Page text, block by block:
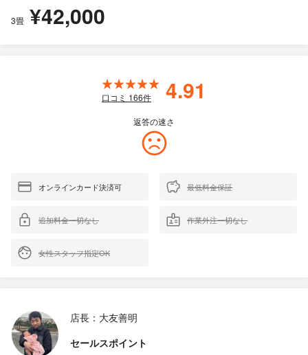
3畳 ¥42,000
口コミ 166件 4.91
返答の速さ
オンラインカード決済可 最低料金保証
追加料金一切なし 作業外注一切なし
女性スタッフ指定OK
店長：大友善明
セールスポイント